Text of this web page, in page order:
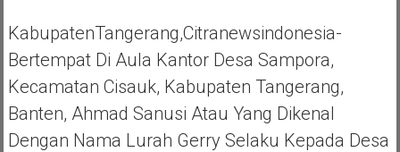
KabupatenTangerang,Citranewsindonesia-
Bertempat Di Aula Kantor Desa Sampora,
Kecamatan Cisauk, Kabupaten Tangerang,
Banten, Ahmad Sanusi Atau Yang Dikenal
Dengan Nama Lurah Gerry Selaku Kepada Desa